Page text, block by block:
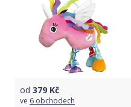
od 379 Kč
ve 6 obchodech